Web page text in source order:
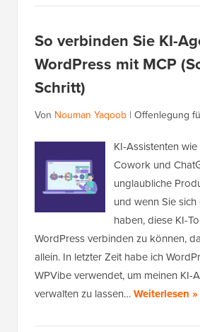
So verbinden Sie KI-
WordPress mit MCP
Schritt)
Von Nouman Yaqoob | Offenlegung
KI-Assistenten
Cowork und
unglaubliche
und wenn Sie
haben, diese KI-
WordPress verbinden zu können,
allein. In letzter Zeit habe ich
WPVibe verwendet, um meinen KI-
verwalten zu lassen…Weiterlesen »